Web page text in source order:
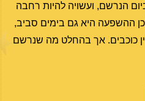
הנרשם, ועשויה להיות רחבה
ההשפעה היא גם בימים סביב,
כוכבים. אך בהחלט מה שנרשם